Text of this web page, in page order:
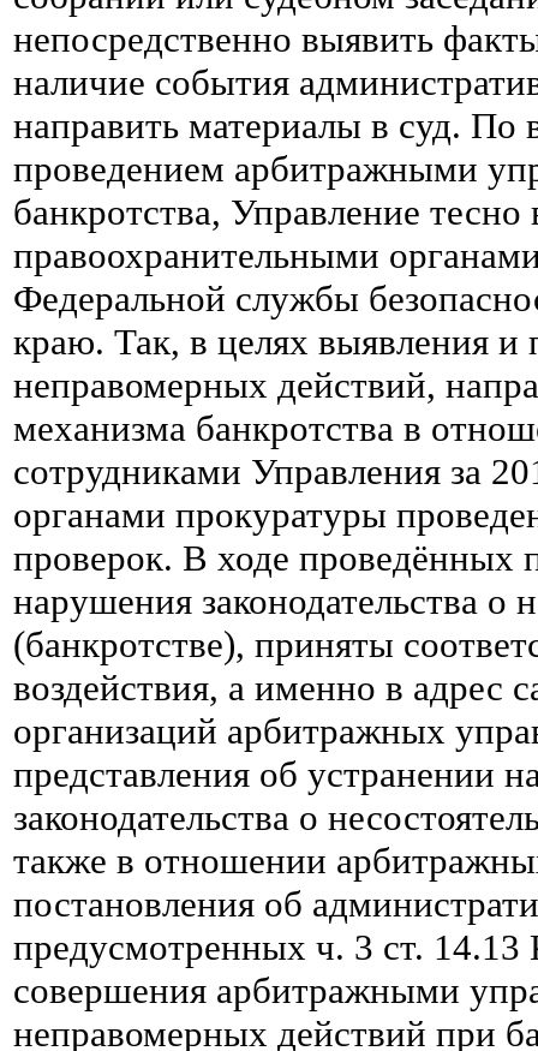
непосредственно выявить
наличие события
направить материалы в суд. По
проведением арбитражными
банкротства, Управление тесно
правоохранительными
Федеральной службы
краю. Так, в целях выявления и
неправомерных действий,
механизма банкротства в
сотрудниками Управления за
органами прокуратуры
проверок. В ходе проведённых
нарушения законодательства о
(банкротстве), приняты
воздействия, а именно в адрес
организаций арбитражных
представления об устранении
законодательства о
также в отношении
постановления об
предусмотренных ч. 3 ст.
совершения арбитражными
неправомерных действий при